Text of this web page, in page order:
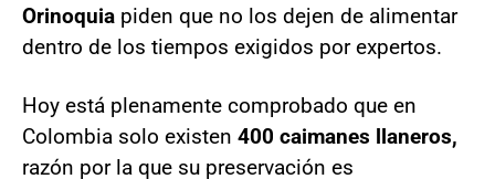
Orinoquia piden que no los dejen de alimentar
dentro de los tiempos exigidos por expertos.
Hoy está plenamente comprobado que en
Colombia solo existen 400 caimanes llaneros,
razón por la que su preservación es